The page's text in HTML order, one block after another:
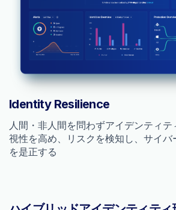
Identity Resilience
人間・非人間を問わずアイデンティ
視性を高め、リスクを検知し、サイバ
を是正する